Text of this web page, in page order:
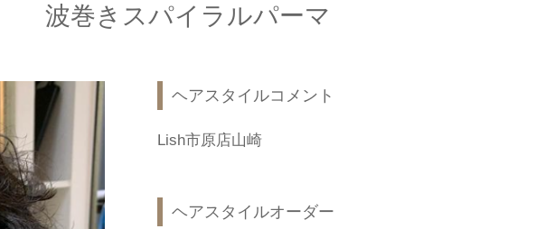
波巻きスパイラルパーマ
ヘアスタイルコメント
Lish市原店山崎
ヘアスタイルオーダー